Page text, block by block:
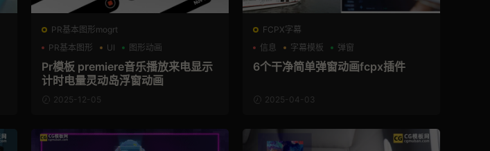
PR基本图形mogrt
PR基本图形
UI 图形动画
Pr模板 premiere音乐播放来电显示
计时电量灵动岛浮窗动画
2025-12-05
FCPX字幕
信息
字幕模板 弹窗
6个干净简单弹窗动画fcpx插件
2025-04-03